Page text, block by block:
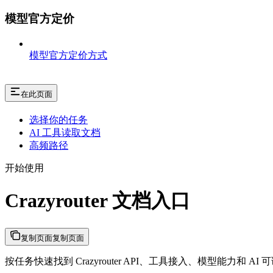
模型官方定价
模型官方定价方式
在此页面
选择你的任务
AI 工具读取文档
高频路径
开始使用
Crazyrouter 文档入口
复制页面复制页面
按任务快速找到 Crazyrouter API、工具接入、模型能力和 AI